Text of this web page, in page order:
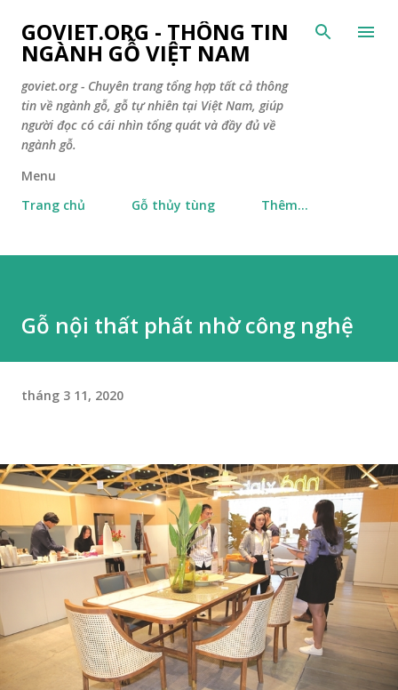
Chuyển đến nội dung chính
GOVIET.ORG - THÔNG TIN
NGÀNH GỖ VIỆT NAM
goviet.org - Chuyên trang tổng hợp tất cả thông
tin về ngành gỗ, gỗ tự nhiên tại Việt Nam, giúp
người đọc có cái nhìn tổng quát và đầy đủ về
ngành gỗ.
Menu
Trang chủ
Gỗ thủy tùng Thêm…
Gỗ nội thất phất nhờ công nghệ
tháng 3 11, 2020